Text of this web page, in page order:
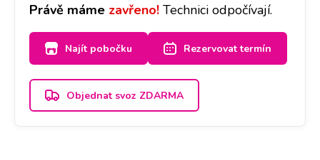
Právě máme zavřeno! Technici odpočívají.
Najít pobočku Rezervovat termín
Objednat svoz ZDARMA